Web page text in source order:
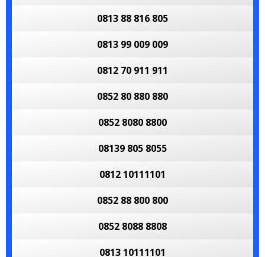
0813 88 816 805
0813 99 009 009
0812 70 911 911
0852 80 880 880
0852 8080 8800
08139 805 8055
0812 10111101
0852 88 800 800
0852 8088 8808
0813 10111101